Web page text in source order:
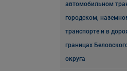
автомобильном
городском,
транспорте и в
границах
округа